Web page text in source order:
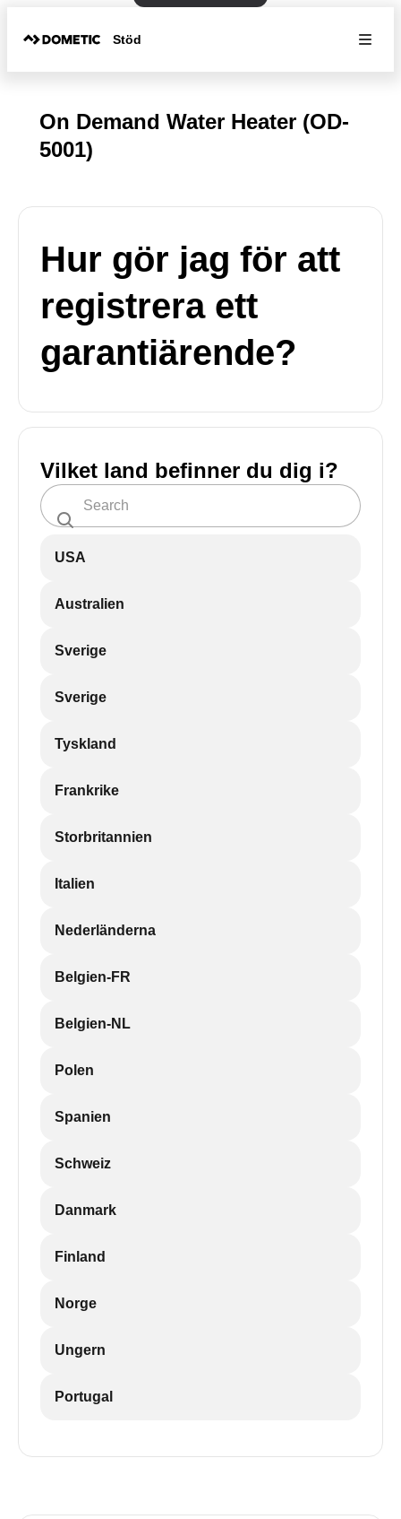
Stöd
On Demand Water Heater (OD-
5001)
Hur gör jag för att
registrera ett
garantiärende?
Vilket land befinner du dig i?
USA
Australien
Sverige
Sverige
Tyskland
Frankrike
Storbritannien
Italien
Nederländerna
Belgien-FR
Belgien-NL
Polen
Spanien
Schweiz
Danmark
Finland
Norge
Ungern
Portugal